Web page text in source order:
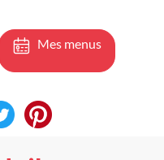
Mes menus